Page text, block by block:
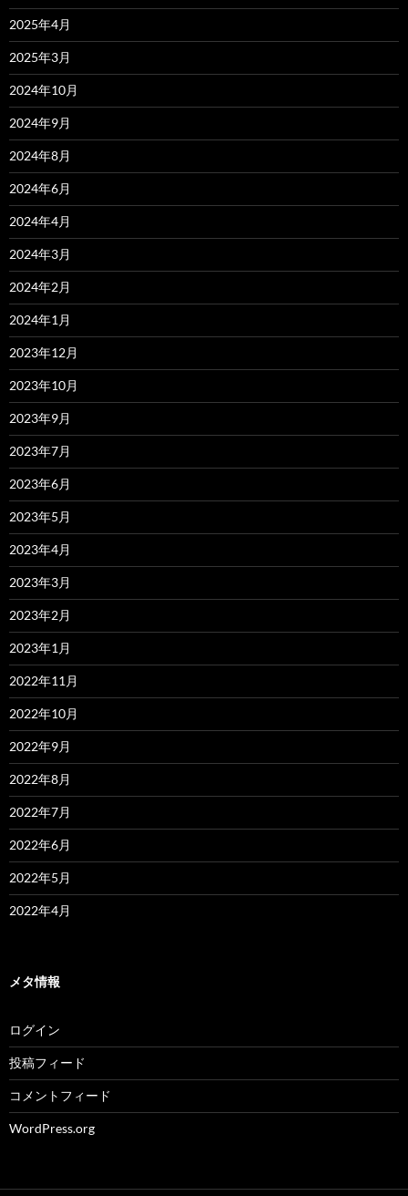
2025年4月
2025年3月
2024年10月
2024年9月
2024年8月
2024年6月
2024年4月
2024年3月
2024年2月
2024年1月
2023年12月
2023年10月
2023年9月
2023年7月
2023年6月
2023年5月
2023年4月
2023年3月
2023年2月
2023年1月
2022年11月
2022年10月
2022年9月
2022年8月
2022年7月
2022年6月
2022年5月
2022年4月
メタ情報
ログイン
投稿フィード
コメントフィード
WordPress.org